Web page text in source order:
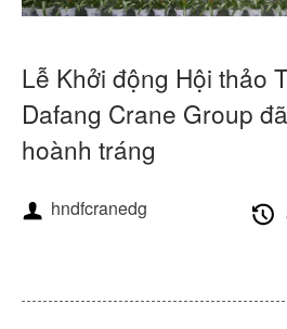
Phụ tùng cần cẩu
Về chúng tôi
Lễ Khởi động Hội thảo
Dafang Crane Group
hoành tráng
hndfcranedg